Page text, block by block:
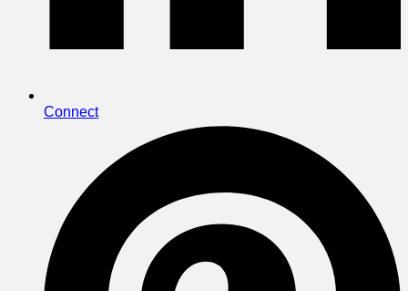
Connect